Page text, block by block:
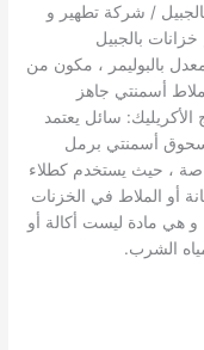
/ شركة تطهير و
بالجبيل
بالبوليمر ، مكون من
​​أسمنتي جاهز
سائل يعتمد
أسمنتي برمل
، حيث يستخدم كطلاء
أو الملاط في الخزنات
و هي مادة ليست أكالة أو
الشرب.